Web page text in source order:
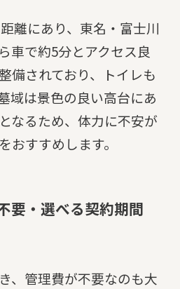
離にあり、東名・富士川
車で約5分とアクセス良
備されており、トイレも
域は景色の良い高台にあ
なるため、体力に不安が
おすすめします。
要・選べる契約期間
、管理費が不要なのも大